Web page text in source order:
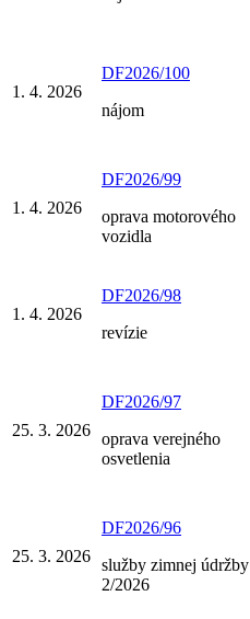
1. 4. 2026
DF2026/100
nájom
1. 4. 2026
DF2026/99
oprava motorového
vozidla
1. 4. 2026
DF2026/98
revízie
25. 3. 2026
DF2026/97
oprava verejného
osvetlenia
25. 3. 2026
DF2026/96
služby zimnej údržby
2/2026